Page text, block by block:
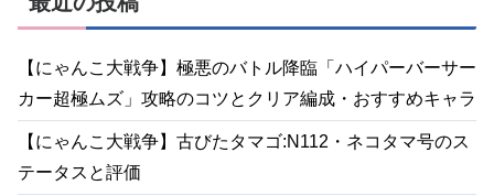
【にゃんこ大戦争】極悪のバトル降臨「ハイパーバーサー
カー超極ムズ」攻略のコツとクリア編成・おすすめキャラ
【にゃんこ大戦争】古びたタマゴ:N112・ネコタマ号のス
テータスと評価